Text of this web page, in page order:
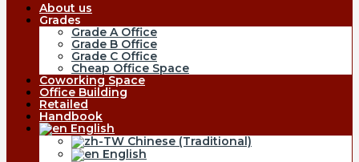
About us
Grades
Grade A Office
Grade B Office
Grade C Office
Cheap Office Space
Coworking Space
Office Building
Retailed
Handbook
English
Chinese (Traditional)
English